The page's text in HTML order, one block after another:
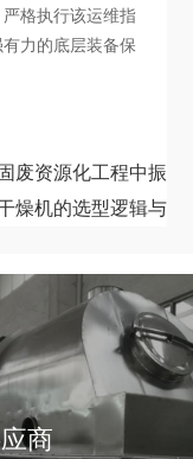
格执行该运维指
力的底层装备保
固废资源化工程中振
燥机的选型逻辑与
商